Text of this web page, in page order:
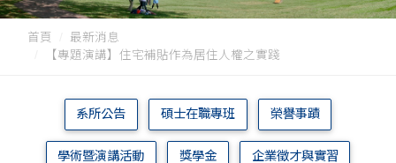
首頁
最新消息
【專題演講】住宅補貼作為居住人權之實踐
系所公告 碩士在職專班 榮譽事蹟
學術暨演講活動 獎學金 企業徵才與實習